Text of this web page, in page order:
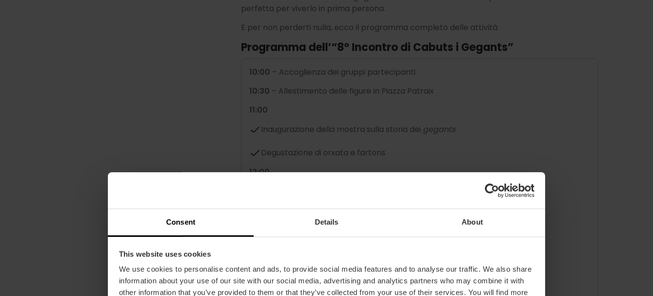
Consent Details About
This website uses cookies
We use cookies to personalise content and ads, to provide social media features and to analyse our traffic. We also share
information about your use of our site with our social media, advertising and analytics partners who may combine it with
other information that you’ve provided to them or that they’ve collected from your use of their services. You will find more
perfetta per viverlo in prima persona.
E per non perderti nulla, ecco il programma completo delle attività.
Programma dell’“8° Incontro di Cabuts i Gegants”
10:00 – Accoglienza dei gruppi partecipanti
10:30 – Allestimento delle figure in Piazza Patraix
11:00
Inaugurazione della mostra sulla storia dei gegants
Degustazione di orxata e fartons
12:00
14:00
Pranzo di germanorconarroç amb fesols i naps